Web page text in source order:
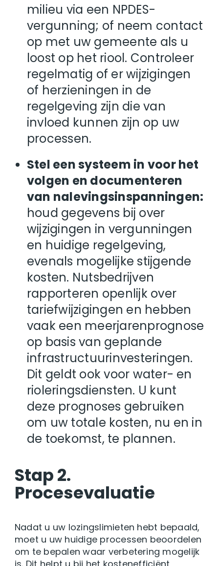
milieu via een NPDES-
vergunning; of neem contact
op met uw gemeente als u
loost op het riool. Controleer
regelmatig of er wijzigingen
of herzieningen in de
regelgeving zijn die van
invloed kunnen zijn op uw
processen.
Stel een systeem in voor het
volgen en documenteren
van nalevingsinspanningen:
houd gegevens bij over
wijzigingen in vergunningen
en huidige regelgeving,
evenals mogelijke stijgende
kosten. Nutsbedrijven
rapporteren openlijk over
tariefwijzigingen en hebben
vaak een meerjarenprognose
op basis van geplande
infrastructuurinvesteringen.
Dit geldt ook voor water- en
rioleringsdiensten. U kunt
deze prognoses gebruiken
om uw totale kosten, nu en in
de toekomst, te plannen.
Stap 2.
Procesevaluatie
Nadat u uw lozingslimieten hebt bepaald,
moet u uw huidige processen beoordelen
om te bepalen waar verbetering mogelijk